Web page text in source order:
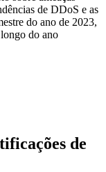
de DDoS e as
do ano de 2023,
do ano
de